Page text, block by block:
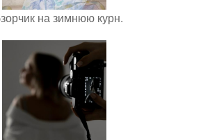
на зимнюю курн.